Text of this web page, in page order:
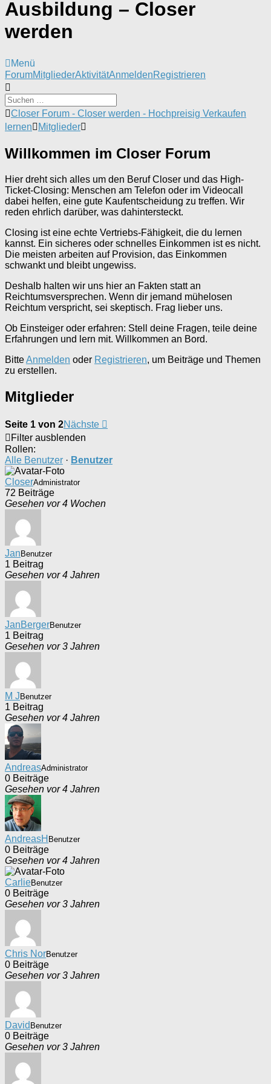
Ausbildung – Closer
werden
Menü
Forum-
Navigation
ForumMitgliederAktivitätAnmeldenRegistrieren
Forum-
Breadcrumbs
-
bist
Closer Forum - Closer werden - Hochpreisig Verkaufen
lernen
Mitglieder
Willkommen im Closer Forum
Hier dreht sich alles um den Beruf Closer und das High-
Ticket-Closing: Menschen am Telefon oder im Videocall
dabei helfen, eine gute Kaufentscheidung zu treffen. Wir
reden ehrlich darüber, was dahintersteckt.
Closing ist eine echte Vertriebs-Fähigkeit, die du lernen
kannst. Ein sicheres oder schnelles Einkommen ist es nicht.
Die meisten arbeiten auf Provision, das Einkommen
schwankt und bleibt ungewiss.
Deshalb halten wir uns hier an Fakten statt an
Reichtumsversprechen. Wenn dir jemand mühelosen
Reichtum verspricht, sei skeptisch. Frag lieber uns.
Ob Einsteiger oder erfahren: Stell deine Fragen, teile deine
Erfahrungen und lern mit. Willkommen an Bord.
BitteAnmelden oder Registrieren, um Beiträge und Themen
zu erstellen.
Mitglieder
Seite 1 von 2Nächste
Filter ausblenden
Rollen:
Alle Benutzer · Benutzer
CloserAdministrator
72 Beiträge
Gesehen vor 4 Wochen
JanBenutzer
1 Beitrag
Gesehen vor 4 Jahren
JanBergerBenutzer
1 Beitrag
Gesehen vor 3 Jahren
M JBenutzer
1 Beitrag
Gesehen vor 4 Jahren
AndreasAdministrator
0 Beiträge
Gesehen vor 4 Jahren
AndreasH Benutzer
0 Beiträge
Gesehen vor 4 Jahren
CarlieBenutzer
0 Beiträge
Gesehen vor 3 Jahren
Chris NorBenutzer
0 Beiträge
Gesehen vor 3 Jahren
David Benutzer
0 Beiträge
Gesehen vor 3 Jahren